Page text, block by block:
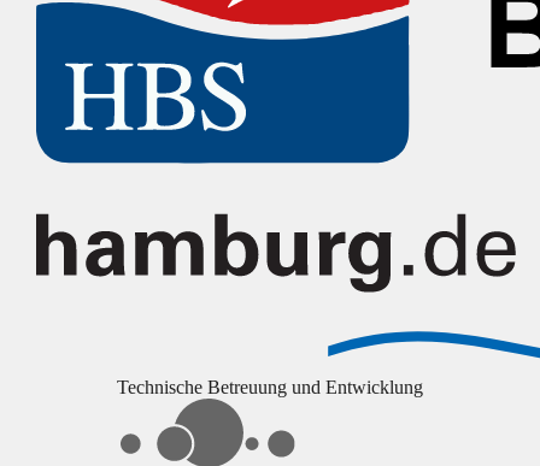
Technische Betreuung und Entwicklung